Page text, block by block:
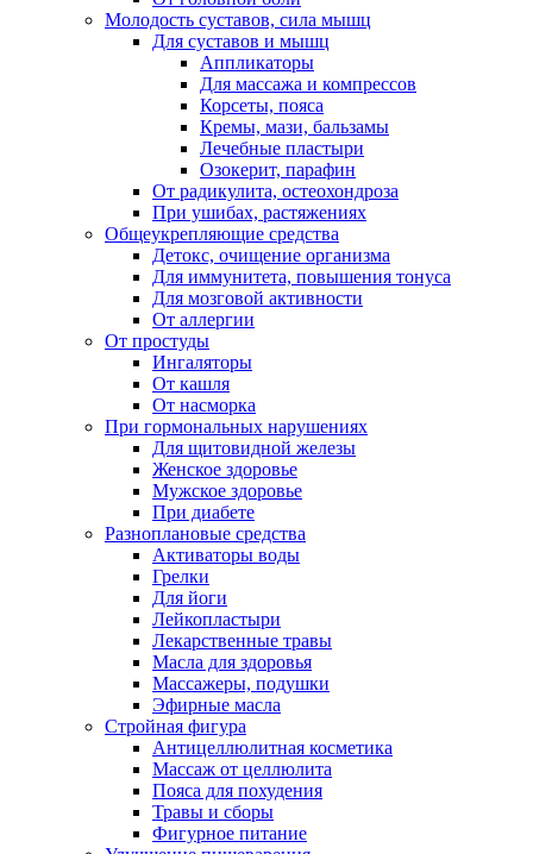
Молодость суставов, сила мышц
Для суставов и мышц
Аппликаторы
Для массажа и компрессов
Корсеты, пояса
Кремы, мази, бальзамы
Лечебные пластыри
Озокерит, парафин
От радикулита, остеохондроза
При ушибах, растяжениях
Общеукрепляющие средства
Детокс, очищение организма
Для иммунитета, повышения тонуса
Для мозговой активности
От аллергии
От простуды
Ингаляторы
От кашля
От насморка
При гормональных нарушениях
Для щитовидной железы
Женское здоровье
Мужское здоровье
При диабете
Разноплановые средства
Активаторы воды
Грелки
Для йоги
Лейкопластыри
Лекарственные травы
Масла для здоровья
Массажеры, подушки
Эфирные масла
Стройная фигура
Антицеллюлитная косметика
Массаж от целлюлита
Пояса для похудения
Травы и сборы
Фигурное питание